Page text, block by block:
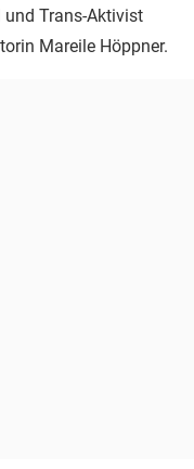
und Trans-Aktivist
Mareile Höppner.